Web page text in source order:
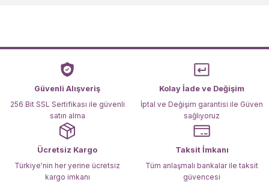
Ürün açıklamasında eksik bilgiler bulunuyor.
Ürün bilgilerinde hatalar bulunuyor.
Ürün fiyatı diğer sitelerden daha pahalı.
Bu ürüne benzer farklı alternatifler olmalı.
Güvenli Alışveriş
256 Bit SSL Sertifikası ile güvenli
satın alma
Kolay İade ve Değişim
İptal ve Değişim garantisi ile Güven
sağlıyoruz
Ücretsiz Kargo
Türkiye'nin her yerine ücretsiz
kargo imkanı
Taksit İmkanı
Tüm anlaşmalı bankalar ile taksit
güvencesi